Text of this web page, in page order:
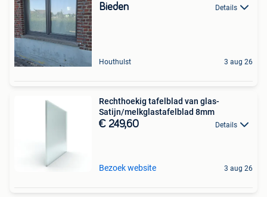
Bieden Details
Houthulst 3 aug 26
Rechthoekig tafelblad van glas-
Satijn/melkglastafelblad 8mm
€ 249,60 Details
Bezoek website 3 aug 26